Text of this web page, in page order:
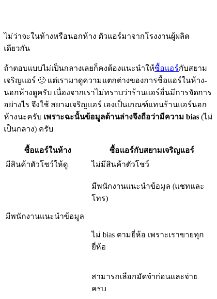
ไม่ว่าจะในห้างหรือนอกห้าง ตัวแอร์มาจากโรงงานผู้ผลิต
เดียวกัน
ถ้าตอบแบบไม่เป็นกลางเลยก็คงต้องแนะนำให้ซื้อแอร์กับสยาม
เจริญแอร์ 🙂 แต่เรามาดูความแตกต่างของการซื้อแอร์ในห้าง-
นอกห้างดูครับ เนื่องจากเราไม่ทราบว่าร้านแอร์อื่นมีการจัดการ
อย่างไร จึงใช้ สยามเจริญแอร์ เองเป็นเกณฑ์แทนร้านแอร์นอก
ห้างนะครับ เพราะฉะนั้นข้อมูลด้านล่างจึงถือว่ามีความ bias (ไม่
เป็นกลาง) ครับ
ซื้อแอร์ในห้าง
ซื้อแอร์กับสยามเจริญแอร์
มีสินค้าตัวโชว์ให้ดู
ไม่มีสินค้าตัวโชว์
มีพนักงานแนะนำข้อมูล
มีพนักงานแนะนำข้อมูล (แชทและ
โทร)
ไม่ bias ตามยี่ห้อ เพราะเราขายทุก
ยี่ห้อ
สามารถเลือกมัดจำก่อนและจ่าย
ครบ